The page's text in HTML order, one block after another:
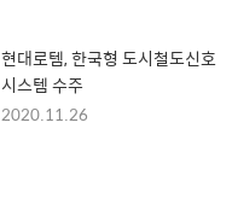
현대로템, 한국형 도시철도신호
시스템 수주
2020.11.26